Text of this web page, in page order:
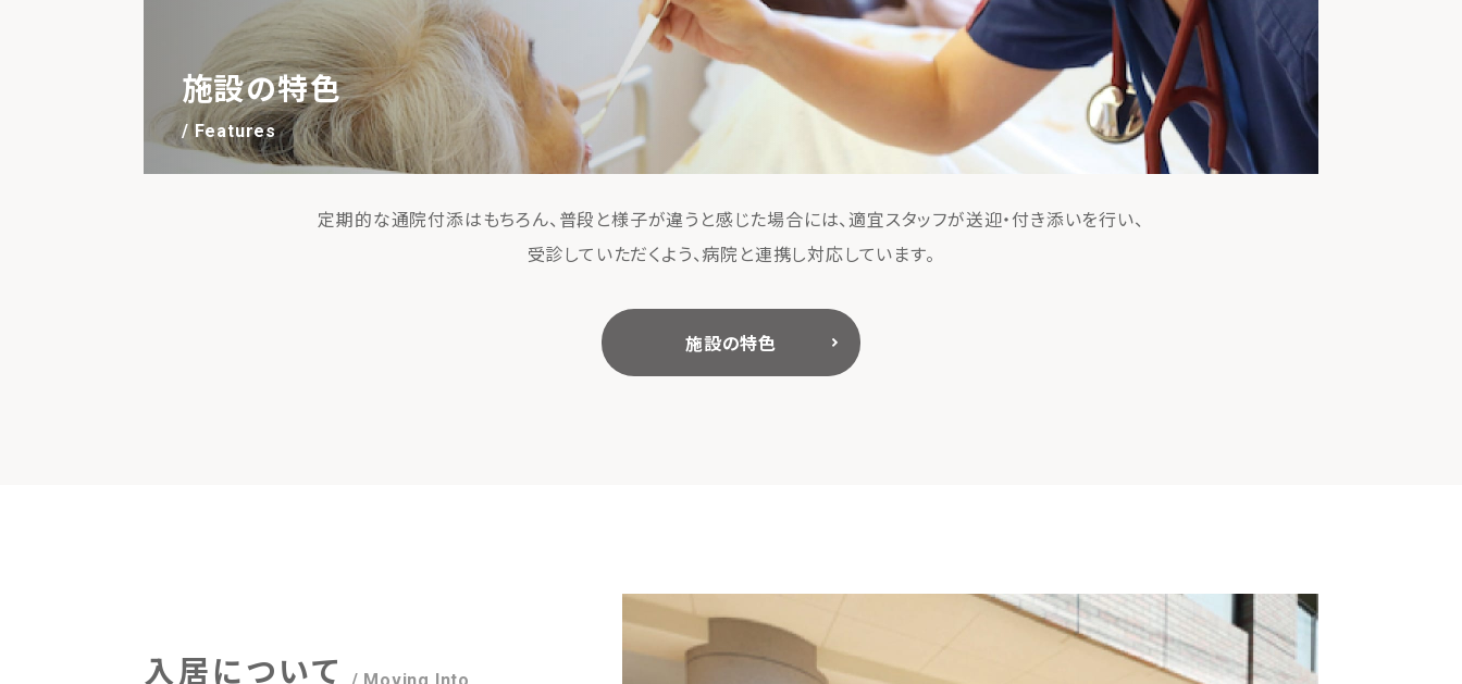
施設の特色
/ Features
定期的な通院付添はもちろん、普段と様子が違うと感じた場合には、適宜スタッフが送迎・付き添いを行い、
受診していただくよう、病院と連携し対応しています。
施設の特色
入居について